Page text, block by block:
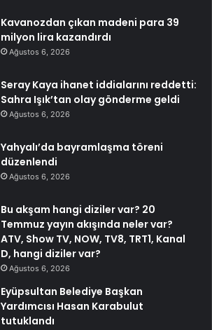
Kavanozdan çıkan madeni para 39
milyon lira kazandırdı
Ağustos 6, 2026
Seray Kaya ihanet iddialarını reddetti:
Sahra Işık’tan olay gönderme geldi
Ağustos 6, 2026
Yahyalı’da bayramlaşma töreni
düzenlendi
Ağustos 6, 2026
Bu akşam hangi diziler var? 20
Temmuz yayın akışında neler var?
ATV, Show TV, NOW, TV8, TRT1, Kanal
D, hangi diziler var?
Ağustos 6, 2026
Eyüpsultan Belediye Başkan
Yardımcısı Hasan Karabulut
tutuklandı